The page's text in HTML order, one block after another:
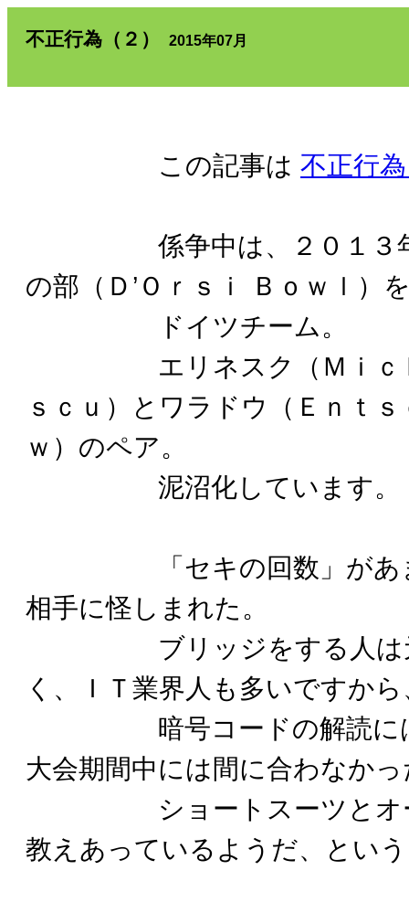
不正行為（２） 2015年07月
この記事は 不正行
係争中は、２０１３年
の部（Ｄ’Ｏｒｓｉ Ｂｏｗｌ）
ドイツチーム。
エリネスク（Ｍｉｃｈ
ｓｃｕ）とワラドウ（Ｅｎｔ
ｗ）のペア。
泥沼化しています。
「セキの回数」があま
相手に怪しまれた。
ブリッジをする人は元
く、ＩＴ業界人も多いですから
暗号コードの解読には
大会期間中には間に合わなか
ショートスーツとオー
教えあっているようだ、とい